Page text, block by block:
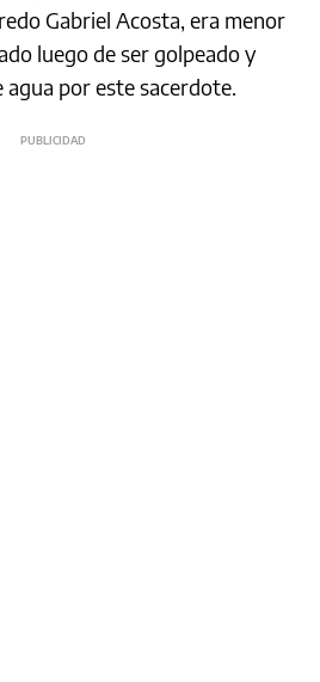
Gabriel Acosta, era menor
luego de ser golpeado y
por este sacerdote.